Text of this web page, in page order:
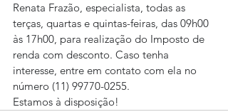
Renata Frazão, especialista, todas as
terças, quartas e quintas-feiras, das 09h00
às 17h00, para realização do Imposto de
renda com desconto. Caso tenha
interesse, entre em contato com ela no
número (11) 99770-0255.
Estamos à disposição!